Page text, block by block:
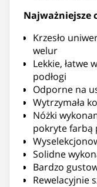
Najważniejsze
Krzesło
welur
Lekkie, łatwe
podłogi
Odporne na
Wytrzymała
Nóżki
pokryte farbą
Solidne
Bardzo
Rewelacyjnie